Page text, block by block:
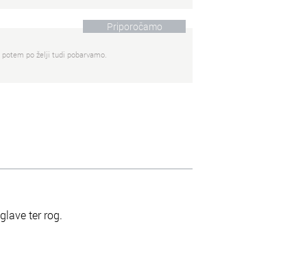
Priporočamo
po želji tudi pobarvamo.
ter rog.